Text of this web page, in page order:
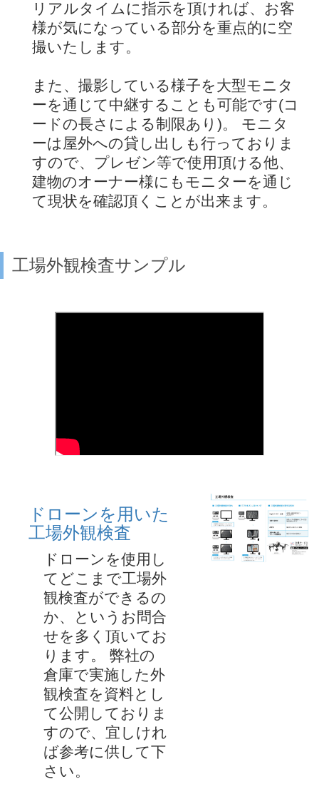
リアルタイムに指示を頂ければ、お客
様が気になっている部分を重点的に空
撮いたします。
また、撮影している様子を大型モニタ
ーを通じて中継することも可能です(コ
ードの長さによる制限あり)。 モニタ
ーは屋外への貸し出しも行っておりま
すので、プレゼン等で使用頂ける他、
建物のオーナー様にもモニターを通じ
て現状を確認頂くことが出来ます。
工場外観検査サンプル
ドローンを用いた
工場外観検査
ドローンを使用し
てどこまで工場外
観検査ができるの
か、というお問合
せを多く頂いてお
ります。 弊社の
倉庫で実施した外
観検査を資料とし
て公開しておりま
すので、宜しけれ
ば参考に供して下
さい。